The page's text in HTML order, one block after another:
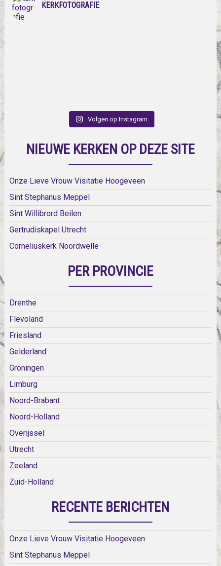
KERKFOTOGRAFIE
Volgen op Instagram
NIEUWE KERKEN OP DEZE SITE
Onze Lieve Vrouw Visitatie Hoogeveen
Sint Stephanus Meppel
Sint Willibrord Beilen
Gertrudiskapel Utrecht
Corneliuskerk Noordwelle
PER PROVINCIE
Drenthe
Flevoland
Friesland
Gelderland
Groningen
Limburg
Noord-Brabant
Noord-Holland
Overijssel
Utrecht
Zeeland
Zuid-Holland
RECENTE BERICHTEN
Onze Lieve Vrouw Visitatie Hoogeveen
Sint Stephanus Meppel